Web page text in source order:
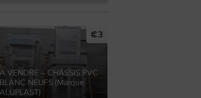
VENDRE – CHÂSSIS PVC
BLANC NEUFS (Marque
ALUPLAST)
€3